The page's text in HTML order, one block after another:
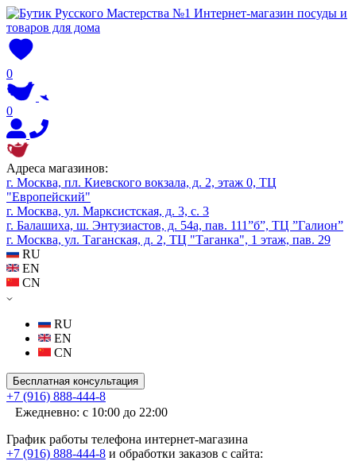
0
0
Адреса магазинов:
г. Москва, пл. Киевского вокзала, д. 2, этаж 0, ТЦ
"Европейский"
г. Москва, ул. Марксистская, д. 3, с. 3
г. Балашиха, ш. Энтузиастов, д. 54а, пав. 111”б”, ТЦ ”Галион”
г. Москва, ул. Таганская, д. 2, ТЦ "Таганка", 1 этаж, пав. 29
RU
EN
CN
RU
EN
CN
Бесплатная консультация
+7 (916) 888-444-8
Ежедневно: с 10:00 до 22:00
График работы телефона интернет-магазина
+7 (916) 888-444-8 и обработки заказов с сайта: